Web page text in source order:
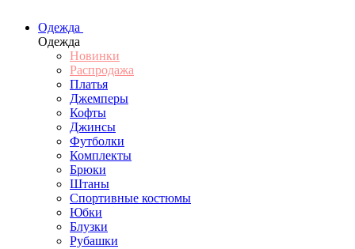
Одежда
Одежда
Новинки
Распродажа
Платья
Джемперы
Кофты
Джинсы
Футболки
Комплекты
Брюки
Штаны
Спортивные костюмы
Юбки
Блузки
Рубашки